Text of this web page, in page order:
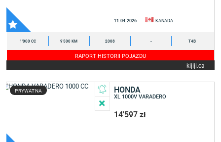
11.04.2026 KANADA
1'000 CC 9'500 KM 2008 - T4B
RAPORT HISTORII POJAZDU
kijiji.ca
PRYWATNA HONDA
XL 1000V VARADERO
14'597 zł